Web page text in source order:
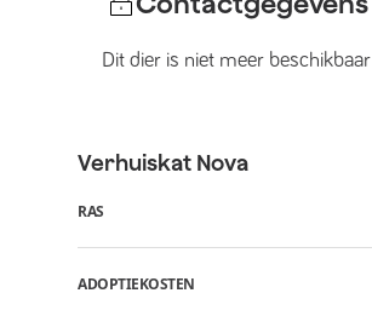
Dit dier is niet meer beschikbaar
Verhuiskat Nova
RAS
ADOPTIEKOSTEN